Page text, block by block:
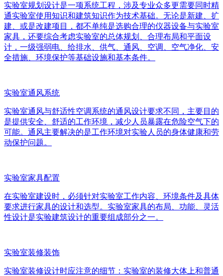
实验室规划设计是一项系统工程，涉及专业众多更需要同时精
通实验室使用知识和建筑知识作为技术基础。无论是新建、扩
建、或是改建项目，都不单纯是选购合理的仪器设备与实验室
家具，还要综合考虑实验室的总体规划、合理布局和平面设
计，一级强弱电、给排水、供气、通风、空调、空气净化、安
全措施、环境保护等基础设施和基本条件。
实验室通风系统
实验室通风与舒适性空调系统的通风设计要求不同，主要目的
是提供安全、舒适的工作环境，减少人员暴露在危险空气下的
可能。通风主要解决的是工作环境对实验人员的身体健康和劳
动保护问题。
实验室家具配置
在实验室建设时，必须针对实验室工作内容、环境条件及具体
要求进行家具的设计和选型。实验室家具的布局、功能、灵活
性设计是实验建筑设计的重要组成部分之一。
实验室装修装饰
实验室装修设计时应注意的细节：实验室的装修大体上和普通